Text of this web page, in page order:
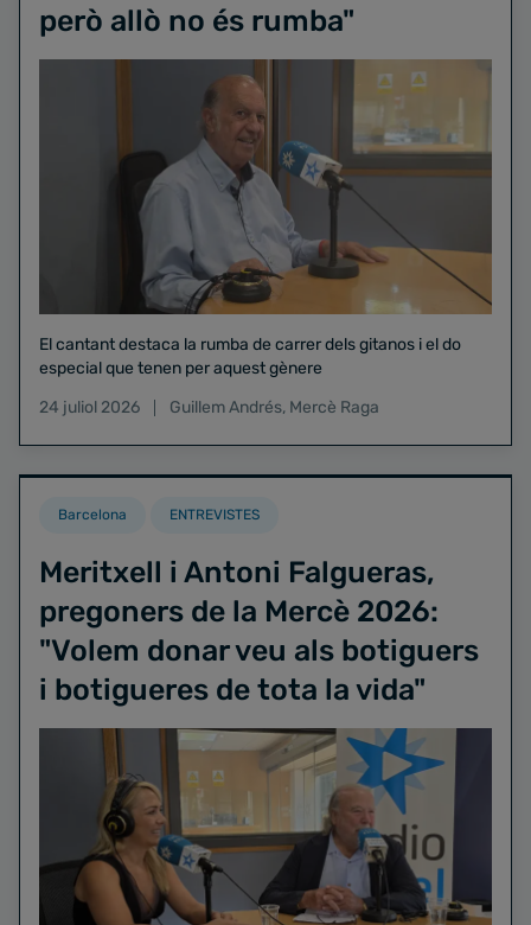
però allò no és rumba"
El cantant destaca la rumba de carrer dels gitanos i el do
especial que tenen per aquest gènere
24 juliol 2026
Guillem Andrés, Mercè Raga
Barcelona ENTREVISTES
Meritxell i Antoni Falgueras,
pregoners de la Mercè 2026:
"Volem donar veu als botiguers
i botigueres de tota la vida"